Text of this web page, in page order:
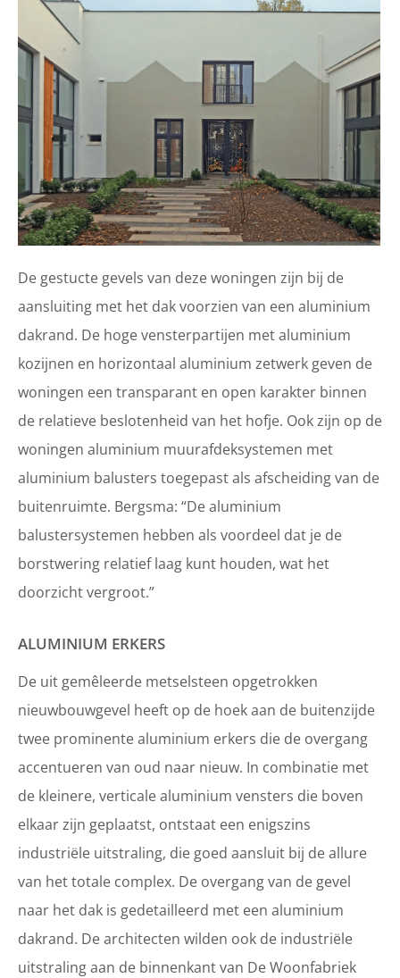
De gestucte gevels van deze woningen zijn bij de
aansluiting met het dak voorzien van een aluminium
dakrand. De hoge vensterpartijen met aluminium
kozijnen en horizontaal aluminium zetwerk geven de
woningen een transparant en open karakter binnen
de relatieve beslotenheid van het hofje. Ook zijn op de
woningen aluminium muurafdeksystemen met
aluminium balusters toegepast als afscheiding van de
buitenruimte. Bergsma: “De aluminium
balustersystemen hebben als voordeel dat je de
borstwering relatief laag kunt houden, wat het
doorzicht vergroot.”
ALUMINIUM ERKERS
De uit gemêleerde metselsteen opgetrokken
nieuwbouwgevel heeft op de hoek aan de buitenzijde
twee prominente aluminium erkers die de overgang
accentueren van oud naar nieuw. In combinatie met
de kleinere, verticale aluminium vensters die boven
elkaar zijn geplaatst, ontstaat een enigszins
industriële uitstraling, die goed aansluit bij de allure
van het totale complex. De overgang van de gevel
naar het dak is gedetailleerd met een aluminium
dakrand. De architecten wilden ook de industriële
uitstraling aan de binnenkant van De Woonfabriek